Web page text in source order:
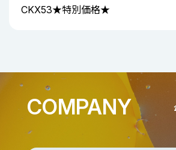
CKX53★特別価格★
COMPANY